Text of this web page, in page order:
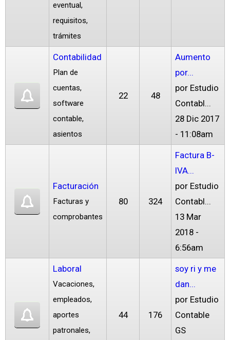
eventual,
requisitos,
trámites
Contabilidad
Plan de
cuentas,
software
contable,
asientos
22 48
Aumento
por...
por Estudio
Contabl...
28 Dic 2017
- 11:08am
Facturación
Facturas y
comprobantes
80 324
Factura B-
IVA...
por Estudio
Contabl...
13 Mar
2018 -
6:56am
Laboral
Vacaciones,
empleados,
aportes
patronales,
44 176
soy ri y me
dan...
por Estudio
Contable
GS